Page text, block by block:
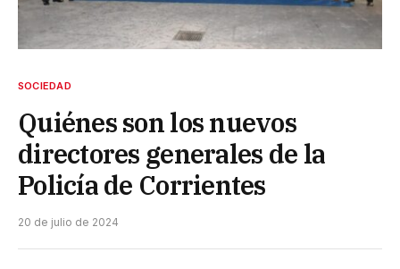
SOCIEDAD
Quiénes son los nuevos
directores generales de la
Policía de Corrientes
20 de julio de 2024